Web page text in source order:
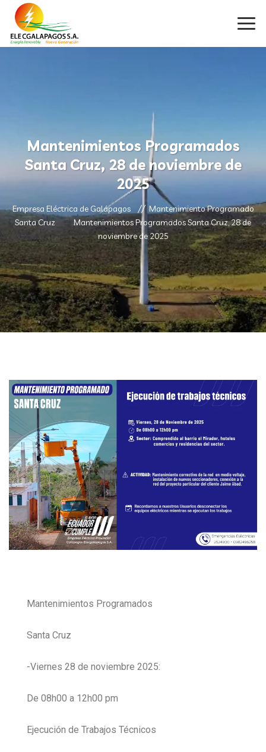
Mantenimientos Programados
Santa Cruz, 28 de noviembre de
2025
Empresa Eléctrica de Galápagos
Mantenimiento Programado
Santa Cruz
Mantenimientos Programados Santa Cruz, 28 de
noviembre de 2025
Mantenimientos Programados
Santa Cruz
-Viernes 28 de noviembre 2025:
De 08h00 a 12h00 pm
Ejecución de Trabajos Técnicos